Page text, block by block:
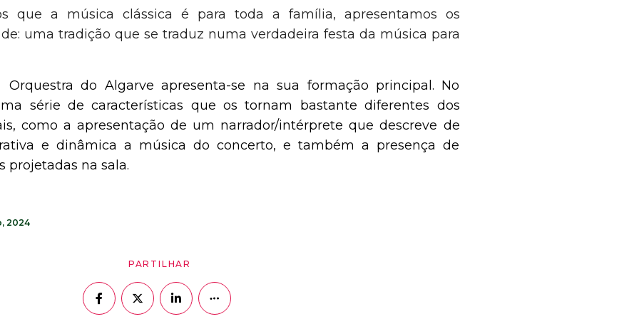
que a música clássica é para toda a família, apresentamos os
uma tradição que se traduz numa verdadeira festa da música para
Orquestra do Algarve apresenta-se na sua formação principal. No
série de características que os tornam bastante diferentes dos
como a apresentação de um narrador/intérprete que descreve de
e dinâmica a música do concerto, e também a presença de
projetadas na sala.
2024
PARTILHAR